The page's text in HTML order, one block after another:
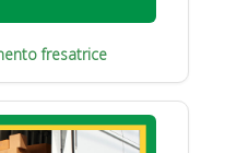
fresatrice